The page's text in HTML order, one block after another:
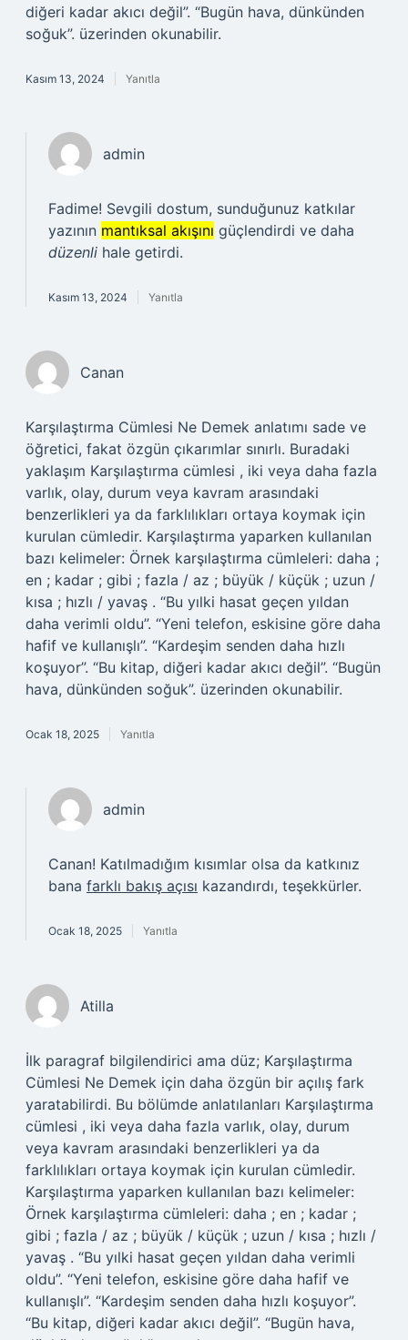
diğeri kadar akıcı değil”. “Bugün hava, dünkünden
soğuk”. üzerinden okunabilir.
Kasım 13, 2024 Yanıtla
admin
Fadime! Sevgili dostum, sunduğunuz katkılar
yazının mantıksal akışını güçlendirdi ve daha
düzenli hale getirdi.
Kasım 13, 2024 Yanıtla
Canan
Karşılaştırma Cümlesi Ne Demek anlatımı sade ve
öğretici, fakat özgün çıkarımlar sınırlı. Buradaki
yaklaşım Karşılaştırma cümlesi , iki veya daha fazla
varlık, olay, durum veya kavram arasındaki
benzerlikleri ya da farklılıkları ortaya koymak için
kurulan cümledir. Karşılaştırma yaparken kullanılan
bazı kelimeler: Örnek karşılaştırma cümleleri: daha ;
en ; kadar ; gibi ; fazla / az ; büyük / küçük ; uzun /
kısa ; hızlı / yavaş . “Bu yılki hasat geçen yıldan
daha verimli oldu”. “Yeni telefon, eskisine göre daha
hafif ve kullanışlı”. “Kardeşim senden daha hızlı
koşuyor”. “Bu kitap, diğeri kadar akıcı değil”. “Bugün
hava, dünkünden soğuk”. üzerinden okunabilir.
Ocak 18, 2025 Yanıtla
admin
Canan! Katılmadığım kısımlar olsa da katkınız
bana farklı bakış açısı kazandırdı, teşekkürler.
Ocak 18, 2025 Yanıtla
Atilla
İlk paragraf bilgilendirici ama düz; Karşılaştırma
Cümlesi Ne Demek için daha özgün bir açılış fark
yaratabilirdi. Bu bölümde anlatılanları Karşılaştırma
cümlesi , iki veya daha fazla varlık, olay, durum
veya kavram arasındaki benzerlikleri ya da
farklılıkları ortaya koymak için kurulan cümledir.
Karşılaştırma yaparken kullanılan bazı kelimeler:
Örnek karşılaştırma cümleleri: daha ; en ; kadar ;
gibi ; fazla / az ; büyük / küçük ; uzun / kısa ; hızlı /
yavaş . “Bu yılki hasat geçen yıldan daha verimli
oldu”. “Yeni telefon, eskisine göre daha hafif ve
kullanışlı”. “Kardeşim senden daha hızlı koşuyor”.
“Bu kitap, diğeri kadar akıcı değil”. “Bugün hava,